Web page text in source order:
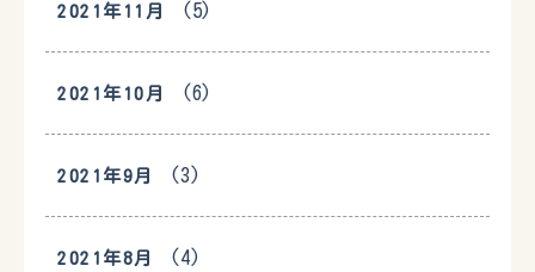
2021年11月 (5)
2021年10月 (6)
2021年9月 (3)
2021年8月 (4)